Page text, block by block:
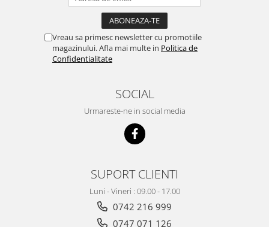
Vreau sa primesc newsletter cu promotiile
magazinului. Afla mai multe in Politica de
Confidentialitate
SOCIAL
Urmareste-ne in social media
SUPORT CLIENTI
Luni - Vineri : 09.00 - 17.00
0742 216 999
0747 071 126